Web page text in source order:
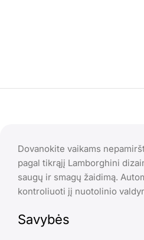
Dovanokite vaikams
pagal tikrąjį Lamborghini
saugų ir smagų žaidimą.
kontroliuoti jį nuotolinio
Savybės